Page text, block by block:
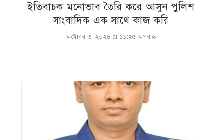
ইতিবাচক মনোভাব তৈরি করে আসুন পুলিশ
সাংবাদিক এক সাথে কাজ করি
অক্টোবর ৩, ২০২৪ at ১১:২৫ অপরাহ্ণ